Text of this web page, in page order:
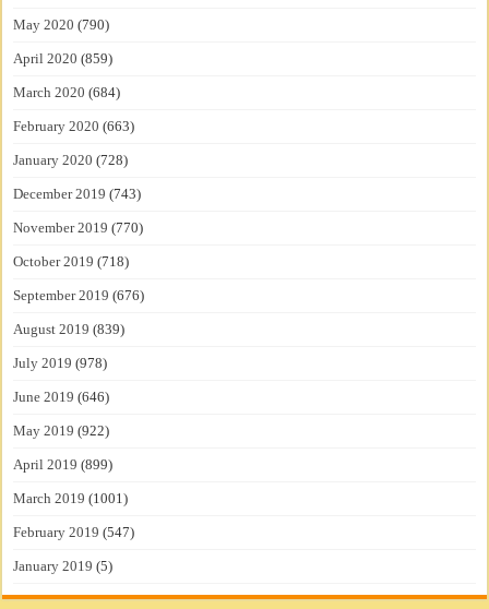
May 2020 (790)
April 2020 (859)
March 2020 (684)
February 2020 (663)
January 2020 (728)
December 2019 (743)
November 2019 (770)
October 2019 (718)
September 2019 (676)
August 2019 (839)
July 2019 (978)
June 2019 (646)
May 2019 (922)
April 2019 (899)
March 2019 (1001)
February 2019 (547)
January 2019 (5)